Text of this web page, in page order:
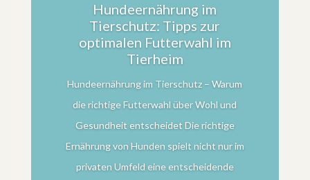
Hundeernährung im
Tierschutz: Tipps zur
optimalen Futterwahl im
Tierheim
Hundeernährung im Tierschutz – Warum
die richtige Futterwahl über Wohl und
Gesundheit entscheidet Die richtige
Ernährung von Hunden spielt nicht nur im
privaten Umfeld eine entscheidende